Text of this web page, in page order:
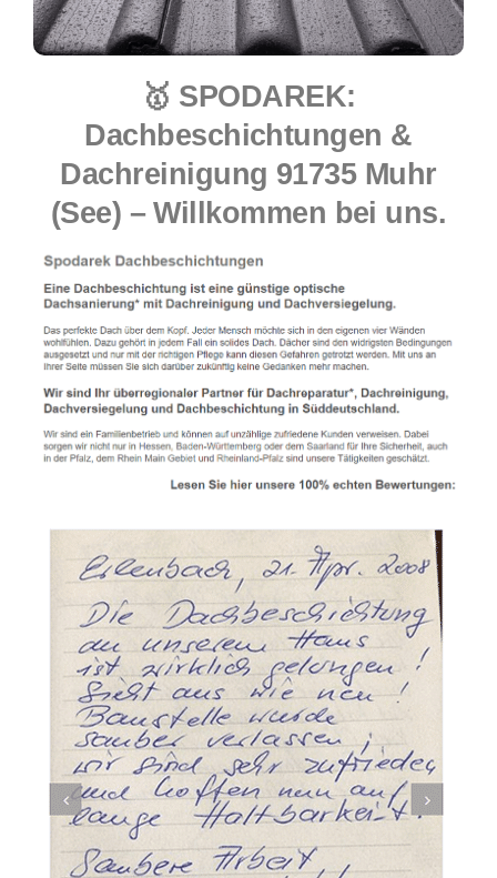
🥇 SPODAREK:
Dachbeschichtungen &
Dachreinigung 91735 Muhr
(See) – Willkommen bei uns.